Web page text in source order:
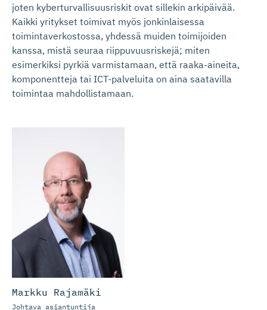
joten kyberturvallisuusriskit ovat sillekin arkipäivää.
Kaikki yritykset toimivat myös jonkinlaisessa
toimintaverkostossa, yhdessä muiden toimijoiden
kanssa, mistä seuraa riippuvuusriskejä; miten
esimerkiksi pyrkiä varmistamaan, että raaka-aineita,
komponentteja tai ICT-palveluita on aina saatavilla
toimintaa mahdollistamaan.
Markku Rajamäki
Johtava asiantuntija